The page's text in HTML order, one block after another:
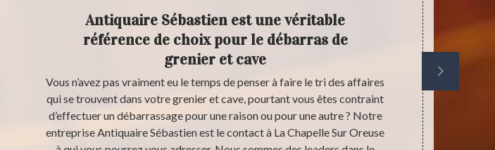
Antiquaire Sébastien est une véritable
référence de choix pour le débarras de
grenier et cave
Vous n’avez pas vraiment eu le temps de penser à faire le tri des affaires
qui se trouvent dans votre grenier et cave, pourtant vous êtes contraint
d’effectuer un débarrassage pour une raison ou pour une autre ? Notre
entreprise Antiquaire Sébastien est le contact à La Chapelle Sur Oreuse